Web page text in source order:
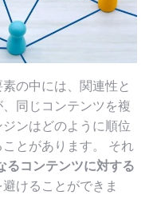
の中には、関連性と
同じコンテンツを複
ンはどのように順位
とがあります。 それ
るコンテンツに対する
けることができま